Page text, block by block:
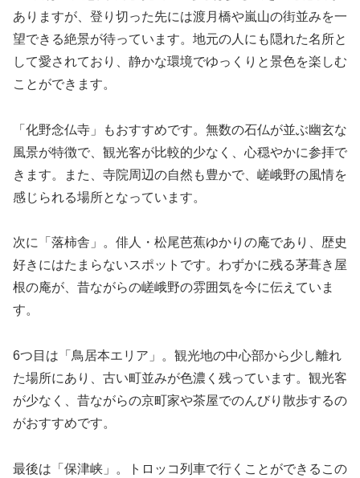
ありますが、登り切った先には渡月橋や嵐山の街並みを一
望できる絶景が待っています。地元の人にも隠れた名所と
して愛されており、静かな環境でゆっくりと景色を楽しむ
ことができます。
「化野念仏寺」もおすすめです。無数の石仏が並ぶ幽玄な
風景が特徴で、観光客が比較的少なく、心穏やかに参拝で
きます。また、寺院周辺の自然も豊かで、嵯峨野の風情を
感じられる場所となっています。
次に「落柿舎」。俳人・松尾芭蕉ゆかりの庵であり、歴史
好きにはたまらないスポットです。わずかに残る茅葺き屋
根の庵が、昔ながらの嵯峨野の雰囲気を今に伝えていま
す。
6つ目は「鳥居本エリア」。観光地の中心部から少し離れ
た場所にあり、古い町並みが色濃く残っています。観光客
が少なく、昔ながらの京町家や茶屋でのんびり散歩するの
がおすすめです。
最後は「保津峡」。トロッコ列車で行くことができるこの